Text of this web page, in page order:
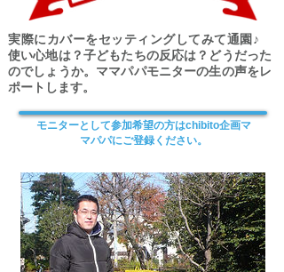
実際にカバーをセッティングしてみて通園♪
使い心地は？子どもたちの反応は？どうだった
のでしょうか。ママパパモニターの生の声をレ
ポートします。
モニターとして参加希望の方はchibito企画マ
マパパにご登録ください。